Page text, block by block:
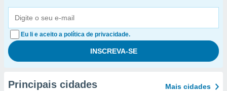
Eu li e aceito a política de privacidade.
Principais cidades Mais cidades